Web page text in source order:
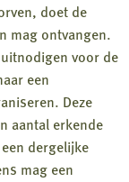
doet de
mag ontvangen.
voor de
een
Deze
aantal erkende
dergelijke
mag een